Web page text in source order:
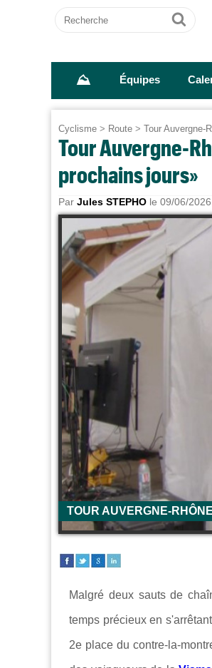
Recherche
Ok
⛰ Équipes
Cyclisme > Route > Tour Auvergne-
Tour Auvergne-
prochains jours»
Par Jules STEPHO le 09/06/
TOUR AUVERGNE-
Malgré deux sauts de
temps précieux en
2e place du contre-la-